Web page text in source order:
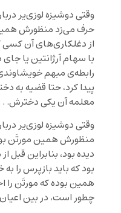
وقتی دوشیزه لوزی‌یر
حرف می‌زد منظورش
از دغلکاری‌های آن
با سهام آرژانتین یا
رابطه‌ی مبهم
پیدا کرد، حتا قضیه به
معلمه آن یکی دخترش. .
وقتی دوشیزه لوزی‌یر
منظورش همین مورتَن
دیده بود، بنابراین قبل
بود که باید بازپرس را
همین بوده که مورتَن را
چطور است، در بین